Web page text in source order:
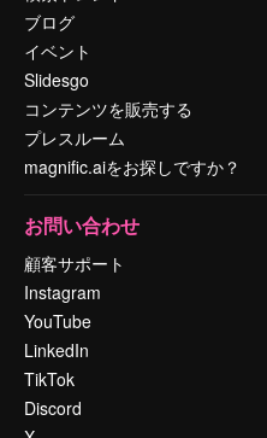
ブログ
イベント
Slidesgo
コンテンツを販売する
プレスルーム
magnific.aiをお探しですか？
お問い合わせ
顧客サポート
Instagram
YouTube
LinkedIn
TikTok
Discord